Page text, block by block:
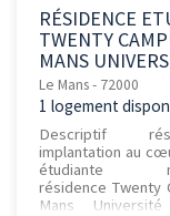
RÉSIDENCE
TWENTY
MANS
Le Mans - 72000
1 logement
Descriptif
implantation au
étudiante
résidence Twenty
Mans